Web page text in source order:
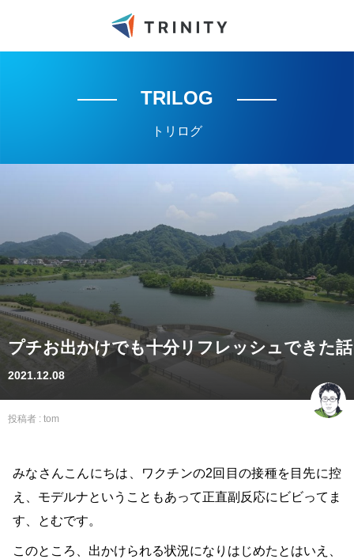
TRILOG
トリログ
プチお出かけでも十分リフレッシュできた話
2021.12.08
投稿者 : tom
みなさんこんにちは、ワクチンの2回目の接種を目先に控
え、モデルナということもあって正直副反応にビビってま
す、とむです。
このところ、出かけられる状況になりはじめたとはいえ、